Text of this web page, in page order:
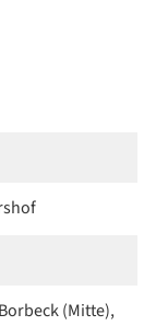
(Mitte),